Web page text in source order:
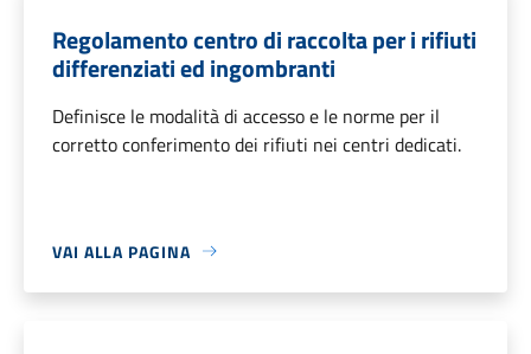
Regolamento centro di raccolta per i rifiuti
differenziati ed ingombranti
Definisce le modalità di accesso e le norme per il
corretto conferimento dei rifiuti nei centri dedicati.
VAI ALLA PAGINA